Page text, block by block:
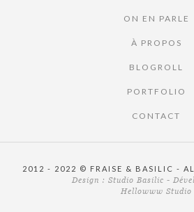
ON EN PARLE
À PROPOS
BLOGROLL
PORTFOLIO
CONTACT
2012 - 2022 © FRAISE & BASILIC -
Design : Studio Basilic -
Hellowww Studio